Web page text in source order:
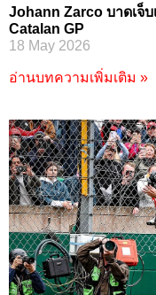
Johann Zarco บาดเจ็
Catalan GP
18 May 2026
อ่านบทความเพิ่มเติม »